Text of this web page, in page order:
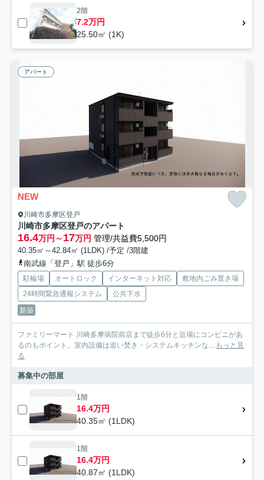
2階
7.2万円
25.50㎡ (1K)
アパート
NEW
川崎市多摩区登戸
川崎市多摩区登戸のアパート
16.4万円～17万円 管理/共益費5,500円
40.35㎡～42.84㎡ (1LDK) /予定 /3階建
南武線「登戸」駅 徒歩6分
駐輪場 オートロック インターネット対応
敷地内ごみ置き場
24時間緊急通報システム
公共下水
新築
ファミリーマート 川崎多摩病院前店まで徒歩6分と近場にコンビニがあ
るのもポイント。室内設備は追い焚き・システムキッチンな... もっと見
る
募集中の部屋
1階
16.4万円
40.35㎡ (1LDK)
1階
16.4万円
40.87㎡ (1LDK)